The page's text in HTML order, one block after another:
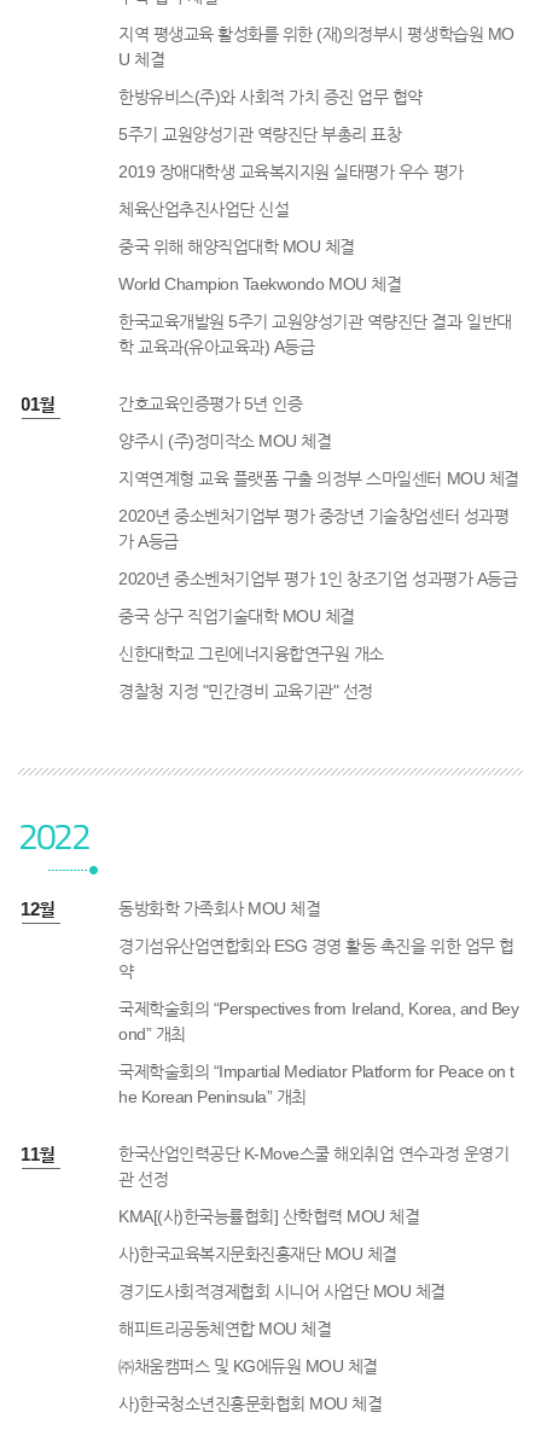
지역 평생교육 활성화를 위한 (재)의정부시 평생학습원 MO
U 체결
한방유비스(주)와 사회적 가치 증진 업무 협약
5주기 교원양성기관 역량진단 부총리 표창
2019 장애대학생 교육복지지원 실태평가 우수 평가
체육산업추진사업단 신설
중국 위해 해양직업대학 MOU 체결
World Champion Taekwondo MOU 체결
한국교육개발원 5주기 교원양성기관 역량진단 결과 일반대
학 교육과(유아교육과) A등급
01월
간호교육인증평가 5년 인증
양주시 (주)정미작소 MOU 체결
지역연계형 교육 플랫폼 구출 의정부 스마일센터 MOU 체결
2020년 중소벤처기업부 평가 중장년 기술창업센터 성과평
가 A등급
2020년 중소벤처기업부 평가 1인 창조기업 성과평가 A등급
중국 상구 직업기술대학 MOU 체결
신한대학교 그린에너지융합연구원 개소
경찰청 지정 "민간경비 교육기관" 선정
2022
12월
동방화학 가족회사 MOU 체결
경기섬유산업연합회와 ESG 경영 활동 촉진을 위한 업무 협
약
국제학술회의 “Perspectives from Ireland, Korea, and Bey
ond” 개최
국제학술회의 “Impartial Mediator Platform for Peace on t
he Korean Peninsula” 개최
11월
한국산업인력공단 K-Move스쿨 해외취업 연수과정 운영기
관 선정
KMA[(사)한국능률협회] 산학협력 MOU 체결
사)한국교육복지문화진흥재단 MOU 체결
경기도사회적경제협회 시니어 사업단 MOU 체결
해피트리공동체연합 MOU 체결
㈜채움캠퍼스 및 KG에듀원 MOU 체결
사)한국청소년진흥문화협회 MOU 체결